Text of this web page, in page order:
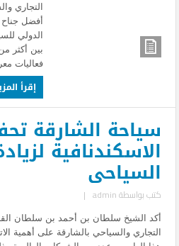
التجاري
أفضل
فعاليات
إقرأ
سياحة الشارقة
الاسكندنافية
السياحى
كتب بواسطةadmin
|
أكد الشيخ سلطان بن أحمد بن سلطان
التجاري والسياحي بالشارقة على أهمية